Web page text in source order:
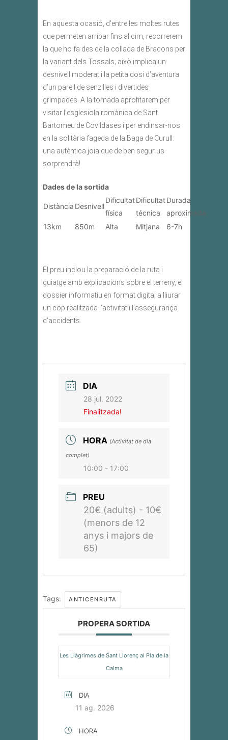
En aquesta ocasió, d’entre les moltes rutes
que permeten arribar fins al cim, recorrerem
la que ho fa des de la collada de Bracons per
la variant dels Tossals; això implica un
desnivell moderat i la petita dosi d’aventura
d’un parell de senzilles i divertides
grimpades. A la tornada aprofitarem per
visitar l’esglesiola romànica de Sant
Bartomeu de Covildases i per endinsar-nos
en la solitària fageda de la Baga de Curull:
una autèntica joia que de ben segur us
sorprendrà!
Dades de la sortida
Distància Desnivell
Dificultat
física
Dificultat
técnica
Durada
aproximada
13km
850m Alta Mitjana 6-7h
El preu inclou la preparació de la ruta i
guiatge amb explicacions sobre el terreny, el
dossier informatiu en format digital a lliurar
un cop realitzada l’activitat i l’assegurança
d’accidents.
DIA
28 jul. 2022
Finalitzada!
HORA (Activitat de dia
complet)
10:00 - 17:00
PREU
20€ (adults) - 10€
(menors de 12
anys i majors de
65)
Tags: ANTICENRUTA
PROPERA SORTIDA
Les Llàgrimes de Sant Llorenç al Pla de la
Calma
DIA
11 ag. 2026
HORA